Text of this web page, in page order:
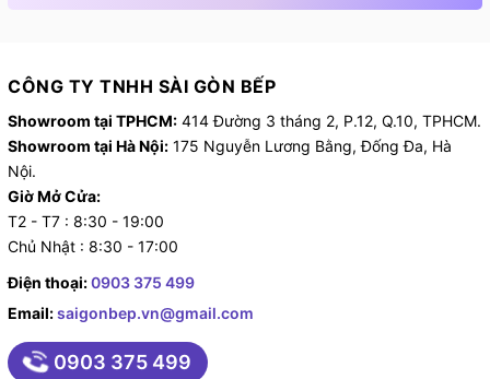
!!! Chú ý: Chỉ trong tháng này, tại
có chương trình khuyến mãi cực lớn mua chậu
tặng vòi rửa cao cấp, chính hãng. Liên hệ
ngay0903.375.499
hoặc đến showroom để nhanh
CÔNG TY TNHH SÀI GÒN BẾP
Showroom tại TPHCM: 414 Đường 3 tháng 2, P.12, Q.10, TPHCM.
Showroom tại Hà Nội: 175 Nguyễn Lương Bằng, Đống Đa, Hà
Nội.
Giờ Mở Cửa:
T2 - T7 : 8:30 - 19:00
Chủ Nhật : 8:30 - 17:00
Điện thoại:0903 375 499
Email:saigonbep.vn@gmail.com
0903 375 499